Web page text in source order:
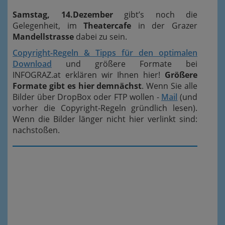
Samstag, 14.Dezembergibt’s noch die
Gelegenheit, imTheatercafe in der Grazer
Mandellstrasse dabei zu sein.
Copyright-Regeln & Tipps für den optimalen
Download und größere Formate bei
INFOGRAZ.at erklären wir Ihnen hier! Größere
Formate gibt es hier demnächst. Wenn Sie alle
Bilder über DropBox oder FTP wollen - Mail (und
vorher die Copyright-Regeln gründlich lesen).
Wenn die Bilder länger nicht hier verlinkt sind:
nachstoßen.